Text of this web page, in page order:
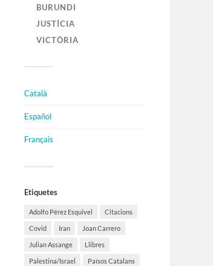
BURUNDI
JUSTÍCIA
VICTÒRIA
Català
Español
Français
Etiquetes
Adolfo Pérez Esquivel Citacions
Covid Iran Joan Carrero
Julian Assange Llibres
Palestina/Israel Països Catalans